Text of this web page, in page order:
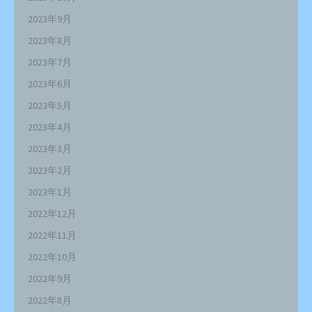
2023年9月
2023年8月
2023年7月
2023年6月
2023年5月
2023年4月
2023年3月
2023年2月
2023年1月
2022年12月
2022年11月
2022年10月
2022年9月
2022年8月